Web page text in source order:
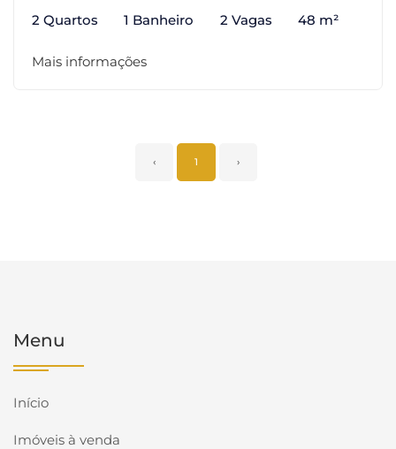
2 Quartos 1 Banheiro 2 Vagas 48 m²
Mais informações
‹ 1 ›
Menu
Início
Imóveis à venda